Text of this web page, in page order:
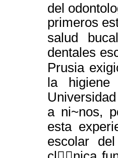
del
primeros
salud
dentales
Prusia
la
a ni~nos,
esta
escolar